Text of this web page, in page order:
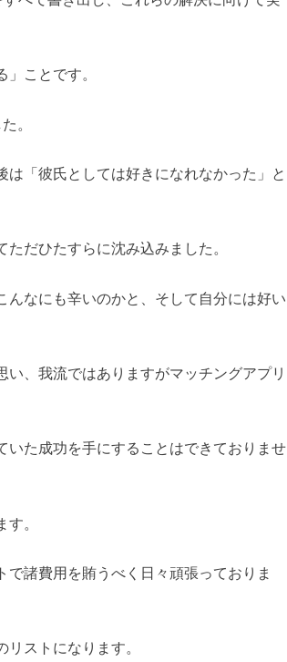
ことです。
。
「彼氏としては好きになれなかった」と
だひたすらに沈み込みました。
なにも辛いのかと、そして自分には好い
、我流ではありますがマッチングアプリ
いた成功を手にすることはできておりませ
。
諸費用を賄うべく日々頑張っておりま
ストになります。